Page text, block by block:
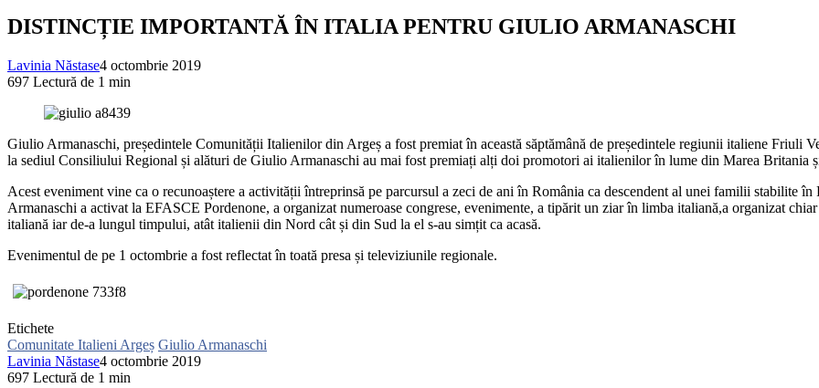
DISTINCȚIE IMPORTANTĂ ÎN ITALIA PENTRU GIULIO ARMANASCHI
Lavinia Năstase4 octombrie 2019
697 Lectură de 1 min
Giulio Armanaschi, președintele Comunității Italienilor din Argeș a fost premiat în această săptămână de președintele regiunii italiene Friuli
la sediul Consiliului Regional și alături de Giulio Armanaschi au mai fost premiați alți doi promotori ai italienilor în lume din Marea Britania
Acest eveniment vine ca o recunoaștere a activității întreprinsă pe parcursul a zeci de ani în România ca descendent al unei familii stabilite
Armanaschi a activat la EFASCE Pordenone, a organizat numeroase congrese, evenimente, a tipărit un ziar în limba italiană,a organizat
italiană iar de-a lungul timpului, atât italienii din Nord cât și din Sud la el s-au simțit ca acasă.
Evenimentul de pe 1 octombrie a fost reflectat în toată presa și televiziunile regionale.
Etichete
Comunitate Italieni Argeș Giulio Armanaschi
Lavinia Năstase4 octombrie 2019
697 Lectură de 1 min